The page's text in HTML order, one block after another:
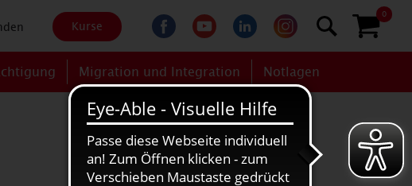
Kurse
0
Migration und Integration Notlagen